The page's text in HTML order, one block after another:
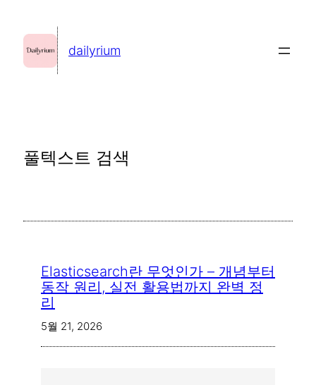
dailyrium
풀텍스트 검색
Elasticsearch란 무엇인가 – 개념부터
동작 원리, 실전 활용법까지 완벽 정
리
5월 21, 2026